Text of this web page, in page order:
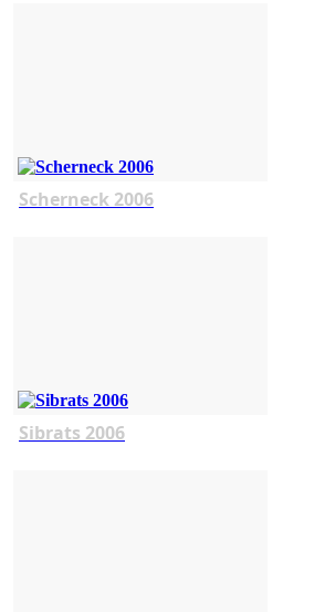
Scherneck 2006
Sibrats 2006